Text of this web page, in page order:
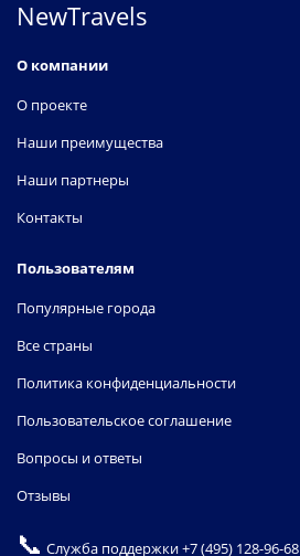
NewTravels
О компании
О проекте
Наши преимущества
Наши партнеры
Контакты
Пользователям
Популярные города
Все страны
Политика конфиденциальности
Пользовательское соглашение
Вопросы и ответы
Отзывы
📞 Служба поддержки+7 (495) 128-96-68